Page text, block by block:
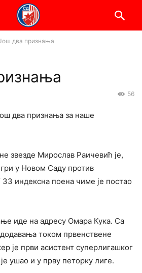
два признања
56
два признања за наше
звезде Мирослав Раичевић је,
у Новом Саду против
33 индексна поена чиме је постао
иде на адресу Омара Кука. Са
током првенствене
је први асистент суперлигашког
ушао и у прву петорку лиге.